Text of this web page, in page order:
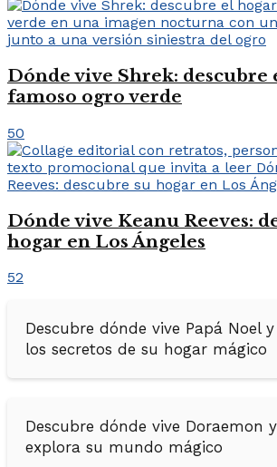
Dónde vive Shrek: descubre
famoso ogro verde
50
Dónde vive Keanu Reeves:
hogar en Los Ángeles
52
Descubre dónde vive Papá Noel y
los secretos de su hogar mágico
Descubre dónde vive Doraemon y
explora su mundo mágico